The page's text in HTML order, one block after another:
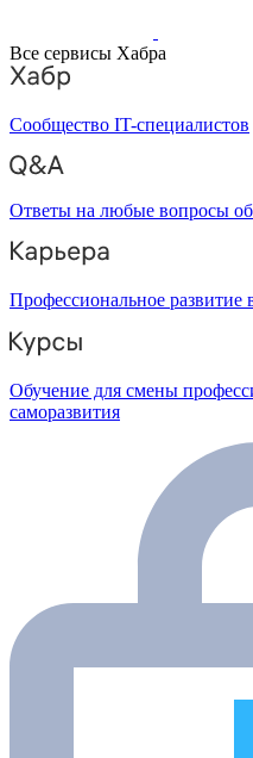
Все сервисы Хабра
Сообщество IT-специалистов
Ответы на любые вопросы
Профессиональное развитие
Обучение для смены
саморазвития